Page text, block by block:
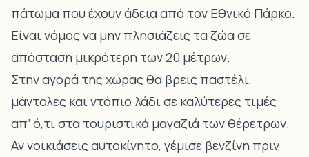
πάτωμα που έχουν άδεια από τον Εθνικό Πάρκο.
Είναι νόμος να μην πλησιάζεις τα ζώα σε
απόσταση μικρότερη των 20 μέτρων.
Στην αγορά της χώρας θα βρεις παστέλι,
μάντολες και ντόπιο λάδι σε καλύτερες τιμές
απ’ ό,τι στα τουριστικά μαγαζιά των θέρετρων.
Αν νοικιάσεις αυτοκίνητο, γέμισε βενζίνη πριν